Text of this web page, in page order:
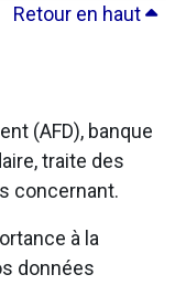
Retour en haut
(AFD), banque
traite des
concernant.
à la
données